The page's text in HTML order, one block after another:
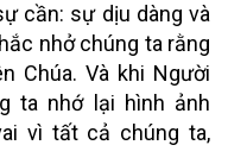
cần: sự dịu dàng và
nhở chúng ta rằng
Chúa. Và khi Người
ta nhớ lại hình ảnh
vì tất cả chúng ta,